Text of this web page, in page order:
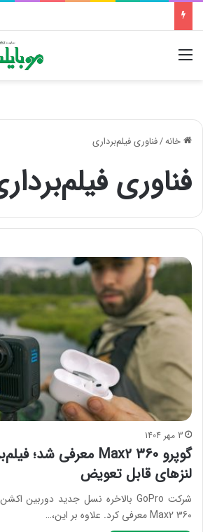
خانه/فناوری فیلم‌برداری
فناوری
3 مهر 1404
لنزهای قابل تعویض
Max2 360 معرفی کرد. علاوه بر این،…